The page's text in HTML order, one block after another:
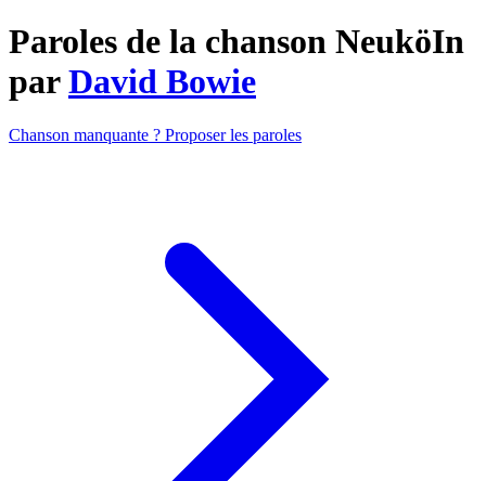
Paroles de la chanson NeuköIn
parDavid Bowie
Chanson manquante ? Proposer les paroles